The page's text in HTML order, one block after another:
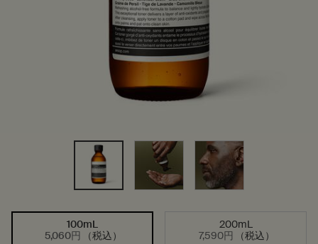
選択済み
100mL
5,060円
（税込）
, 1/2 選択済み
200mL
7,590円
（税込）
, 2/2